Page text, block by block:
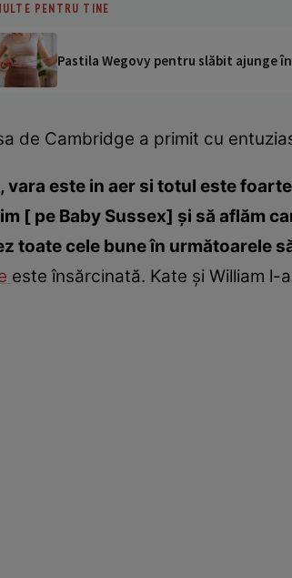
PENTRU TINE
Pastila Wegovy pentru slăbit ajunge
de Cambridge a primit cu
vara este in aer si totul este
[ pe Baby Sussex] şi să aflăm
toate cele bune în următoarele
este însărcinată. Kate şi William l-